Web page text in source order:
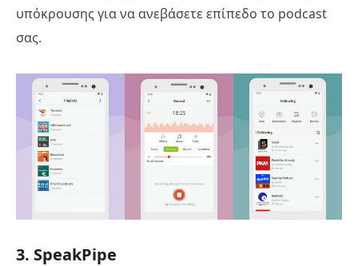
υπόκρουσης για να ανεβάσετε επίπεδο το podcast
σας.
3. SpeakPipe